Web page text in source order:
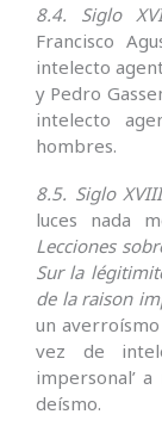
8.4. Siglo
Francisco
intelecto
y Pedro
intelecto
hombres.
8.5. Siglo
luces nada
Lecciones
Sur la
de la raison
un
vez de
impersonal’
deísmo.